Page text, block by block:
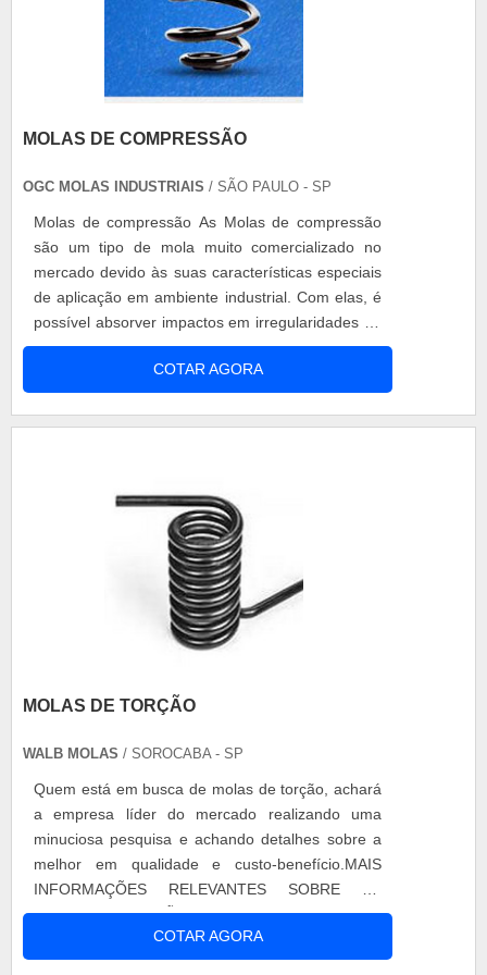
MOLAS DE COMPRESSÃO
OGC MOLAS INDUSTRIAIS / SÃO PAULO - SP
Molas de compressão As Molas de compressão
são um tipo de mola muito comercializado no
mercado devido às suas características especiais
de aplicação em ambiente industrial. Com elas, é
possível absorver impactos em irregularidades de
terrenos, controlando alturas de alinhamento e
equilíbrio de suspensão, permitindo suavidade ao
processo de suspensão de carga. Especialista no
COTAR AGORA
MOLAS DE TORÇÃO
WALB MOLAS / SOROCABA - SP
Quem está em busca de molas de torção, achará
a empresa líder do mercado realizando uma
minuciosa pesquisa e achando detalhes sobre a
melhor em qualidade e custo-benefício.MAIS
INFORMAÇÕES RELEVANTES SOBRE AS
MOLAS DE TORÇÃOQuem busca por molas de
torção em uma empresa inovadora, acha a Walb
Molas. A empresa trabalha com mola cônica de
COTAR AGORA